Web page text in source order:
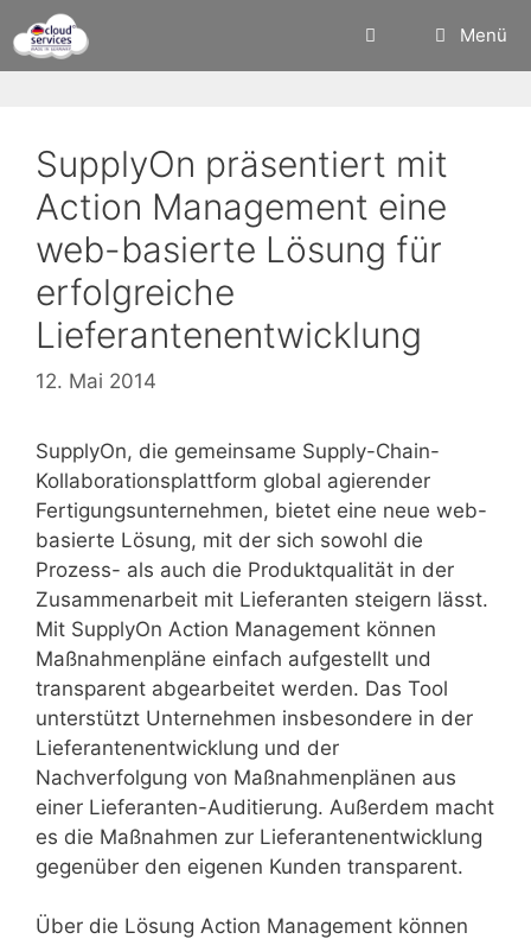
Inhalt
springen
Menü
SupplyOn präsentiert mit
Action Management eine
web-basierte Lösung für
erfolgreiche
Lieferantenentwicklung
12. Mai 2014
SupplyOn, die gemeinsame Supply-Chain-
Kollaborationsplattform global agierender
Fertigungsunternehmen, bietet eine neue web-
basierte Lösung, mit der sich sowohl die
Prozess- als auch die Produktqualität in der
Zusammenarbeit mit Lieferanten steigern lässt.
Mit SupplyOn Action Management können
Maßnahmenpläne einfach aufgestellt und
transparent abgearbeitet werden. Das Tool
unterstützt Unternehmen insbesondere in der
Lieferantenentwicklung und der
Nachverfolgung von Maßnahmenplänen aus
einer Lieferanten-Auditierung. Außerdem macht
es die Maßnahmen zur Lieferantenentwicklung
gegenüber den eigenen Kunden transparent.
Über die Lösung Action Management können